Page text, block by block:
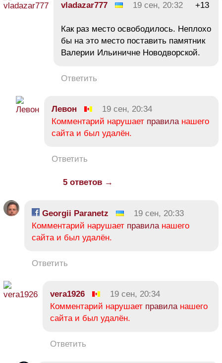
vladazar777 19 сен, 20:32 +13
Как раз место освободилось. Неплохо
бы на это место поставить памятник
Валерии Ильиничне Новодворской.
Ответить
Левон
19 сен, 20:34
Комментарий нарушает правиланашего
сайта и был удалён.
Ответить
5 ответов →
Georgii Paranetz
19 сен, 20:33
Комментарий нарушает правиланашего
сайта и был удалён.
Ответить
vera1926
19 сен, 20:34
Комментарий нарушает правиланашего
сайта и был удалён.
Ответить